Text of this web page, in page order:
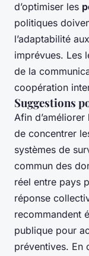
d’optimiser les
politiques
l’adaptabilité
imprévues. Les
de la
coopération
Suggestions
Afin
de concentrer
systèmes de
commun des
réel entre pays
réponse
recommandent
publique pour
préventives. En